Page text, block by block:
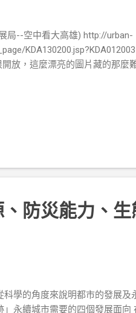
局--空中看大高雄) http://urban-
放，這麼漂亮的圖片藏的那麼
防災能力、
學的角度來說明都市的發展
」永續城市需要的四個發展面